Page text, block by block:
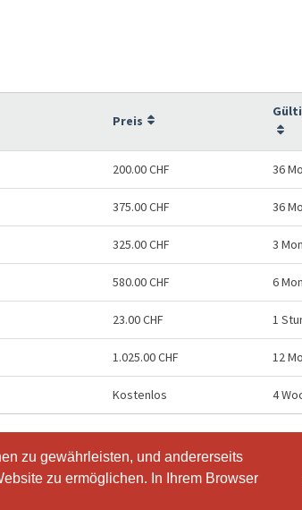
zu gewährleisten, und andererseits
zu ermöglichen. In Ihrem Browser
zu gewährleisten, und andererseits
zu ermöglichen. In Ihrem Browser
Preis
200.00 CHF 36
375.00 CHF 36
325.00 CHF 3
580.00 CHF 6
23.00 CHF 1
1.025.00 CHF 12
Kostenlos 4